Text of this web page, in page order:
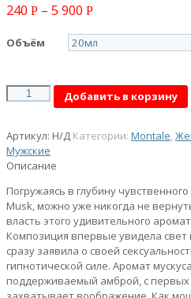
240 Р – 5 900 Р
Объём
Количество Добавить в корзину
Артикул: Н/Д Категории: Montale,
Мужские
Описание
Погружаясь в глубину
Musk, можно уже никогда не
власть этого удивительного
Композиция впервые увидела свет
сразу заявила о своей
гипнотической силе. Аромат
поддерживаемый амброй, с первых